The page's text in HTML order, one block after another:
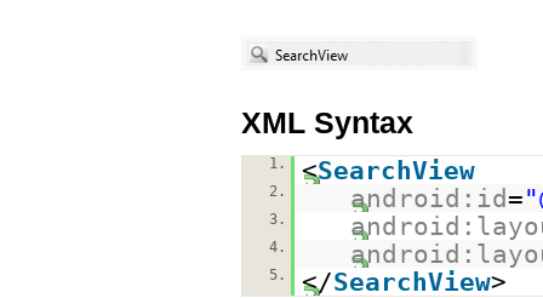
XML Syntax
1. <SearchView
2. android:id=
3.
4.
5. </SearchView>